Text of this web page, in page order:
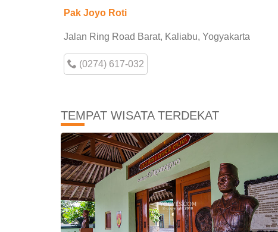
Pak Joyo Roti
Jalan Ring Road Barat, Kaliabu, Yogyakarta
(0274) 617-032
TEMPAT WISATA TERDEKAT